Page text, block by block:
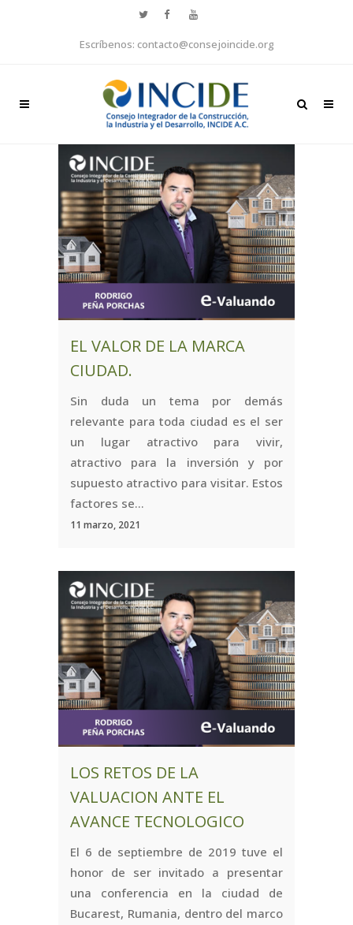
Escríbenos: contacto@consejoincide.org
EL VALOR DE LA MARCA
CIUDAD.
Sin duda un tema por demás
relevante para toda ciudad es el ser
un lugar atractivo para vivir,
atractivo para la inversión y por
supuesto atractivo para visitar. Estos
factores se...
11 marzo, 2021
LOS RETOS DE LA
VALUACION ANTE EL
AVANCE TECNOLOGICO
El 6 de septiembre de 2019 tuve el
honor de ser invitado a presentar
una conferencia en la ciudad de
Bucarest, Rumania, dentro del marco